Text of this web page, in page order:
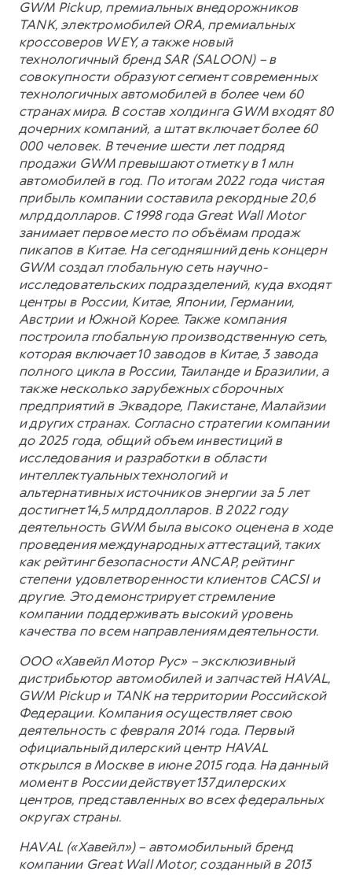
GWM Pickup, премиальных внедорожников
TANK, электромобилей ORA, премиальных
кроссоверов WEY, а также новый
технологичный бренд SAR (SALOON) – в
совокупности образуют сегмент современных
технологичных автомобилей в более чем 60
странах мира. В состав холдинга GWM входят 80
дочерних компаний, а штат включает более 60
000 человек. В течение шести лет подряд
продажи GWM превышают отметку в 1 млн
автомобилей в год. По итогам 2022 года чистая
прибыль компании составила рекордные 20,6
млрд долларов. С 1998 года Great Wall Motor
занимает первое место по объёмам продаж
пикапов в Китае. На сегодняшний день концерн
GWM создал глобальную сеть научно-
исследовательских подразделений, куда входят
центры в России, Китае, Японии, Германии,
Австрии и Южной Корее. Также компания
построила глобальную производственную сеть,
которая включает 10 заводов в Китае, 3 завода
полного цикла в России, Таиланде и Бразилии, а
также несколько зарубежных сборочных
предприятий в Эквадоре, Пакистане, Малайзии
и других странах. Согласно стратегии компании
до 2025 года, общий объем инвестиций в
исследования и разработки в области
интеллектуальных технологий и
альтернативных источников энергии за 5 лет
достигнет 14,5 млрд долларов. В 2022 году
деятельность GWM была высоко оценена в ходе
проведения международных аттестаций, таких
как рейтинг безопасности ANCAP, рейтинг
степени удовлетворенности клиентов CACSI и
другие. Это демонстрирует стремление
компании поддерживать высокий уровень
качества по всем направлениям деятельности.
ООО «Хавейл Мотор Рус» – эксклюзивный
дистрибьютор автомобилей и запчастей HAVAL,
GWM Pickup и TANK на территории Российской
Федерации. Компания осуществляет свою
деятельность с февраля 2014 года. Первый
официальный дилерский центр HAVAL
открылся в Москве в июне 2015 года. На данный
момент в России действует 137 дилерских
центров, представленных во всех федеральных
округах страны.
HAVAL («Хавейл») – автомобильный бренд
компании Great Wall Motor, созданный в 2013